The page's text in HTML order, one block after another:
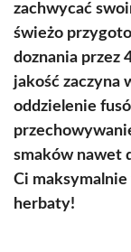
zachwycać
świeżo
doznania przez
jakość zaczyna
oddzielenie
smaków nawet
Ci
herbaty!